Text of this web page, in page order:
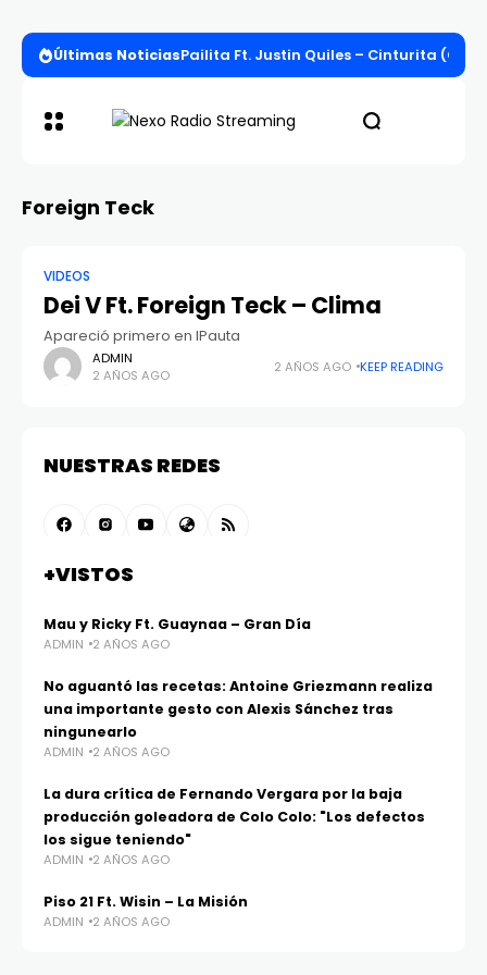
Últimas NoticiasPailita Ft. Justin Quiles – Cinturita
Foreign Teck
VIDEOS
Dei V Ft. Foreign Teck – Clima
Apareció primero en IPauta
ADMIN
2 AÑOS AGO
2 AÑOS AGO KEEP READING
NUESTRAS REDES
+VISTOS
Mau y Ricky Ft. Guaynaa – Gran Día
ADMIN 2 AÑOS AGO
No aguantó las recetas: Antoine Griezmann realiza
una importante gesto con Alexis Sánchez tras
ningunearlo
ADMIN 2 AÑOS AGO
La dura crítica de Fernando Vergara por la baja
producción goleadora de Colo Colo: "Los defectos
los sigue teniendo"
ADMIN 2 AÑOS AGO
Piso 21 Ft. Wisin – La Misión
ADMIN 2 AÑOS AGO